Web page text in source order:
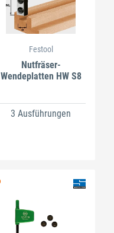
Festool
Nutfräser-
Wendeplatten HW S8
3 Ausführungen